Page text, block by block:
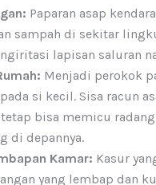
Paparan asap
sampah di sekitar
lapisan saluran
Menjadi perokok
si kecil. Sisa racun
bisa memicu
di depannya.
Kamar: Kasur
yang lembap dan